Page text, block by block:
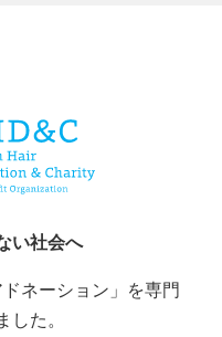
い社会へ
ネーション」を専門
た。